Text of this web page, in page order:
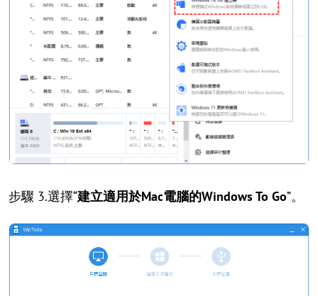
步驟 3.選擇“建立適用於Mac電腦的Windows To Go”。